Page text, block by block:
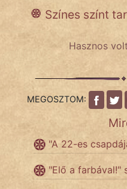
KÖZMONDÁS
ZENE
FILM
Színes színt
Hasznos
MEGOSZTOM:
"A 22-es
"Elő a farbával!"